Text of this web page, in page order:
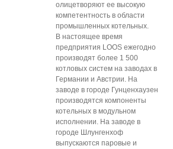
олицетворяют ее высокую
компетентность в области
промышленных котельных.
В настоящее время
предприятия LOOS ежегодно
производят более 1 500
котловых систем на заводах в
Германии и Австрии. На
заводе в городе Гунценxаузен
производятся компоненты
котельных в модульном
исполнении. На заводе в
городе Шлунгенхоф
выпускаются паровые и